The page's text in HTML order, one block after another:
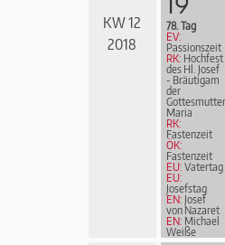
KW 12
2018
78. Tag
EV:
Passionszeit
RK: Hochfest
des Hl. Josef
- Bräutigam
der
Gottesmutter
Maria
RK:
Fastenzeit
ÖK:
Fastenzeit
EU: Vatertag
EU:
Josefstag
EN: Josef
von Nazaret
EN: Michael
Weiße